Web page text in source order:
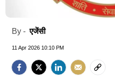
By -एजेंसी
11 Apr 2026 10:10 PM